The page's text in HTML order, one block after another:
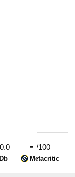
- /100
Metacritic